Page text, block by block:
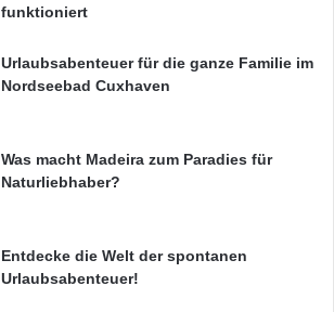
funktioniert
Urlaubsabenteuer für die ganze Familie im
Nordseebad Cuxhaven
Was macht Madeira zum Paradies für
Naturliebhaber?
Entdecke die Welt der spontanen
Urlaubsabenteuer!